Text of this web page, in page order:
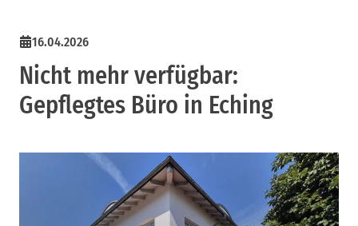
16.04.2026
Nicht mehr verfügbar:
Gepflegtes Büro in Eching